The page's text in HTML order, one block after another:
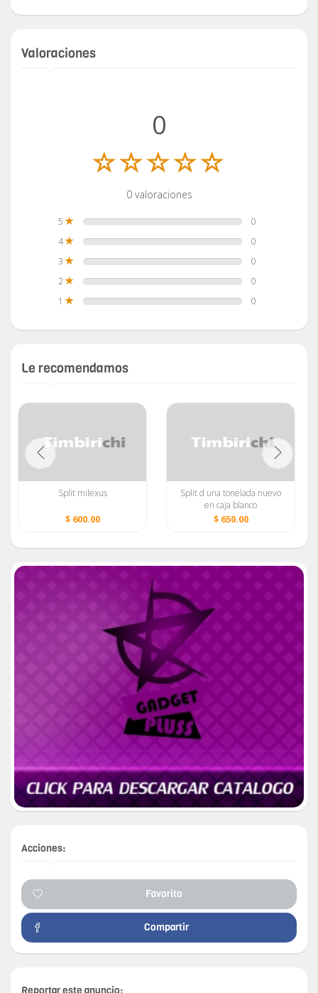
Valoraciones
0
0 valoraciones
5
0
4
0
3
0
2
0
1
0
Le recomendamos
Split milexus
$ 600.00
Split d una tonelada nuevo
en caja blanco
$ 650.00
Acciones:
Favorito
Compartir